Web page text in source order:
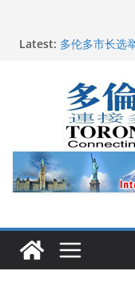
Latest: 多伦多市长选
特朗普称加拿
关加拿大就业
2026加拿大
龚晓华参加多